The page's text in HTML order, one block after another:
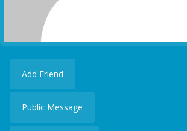
Add Friend
Public Message